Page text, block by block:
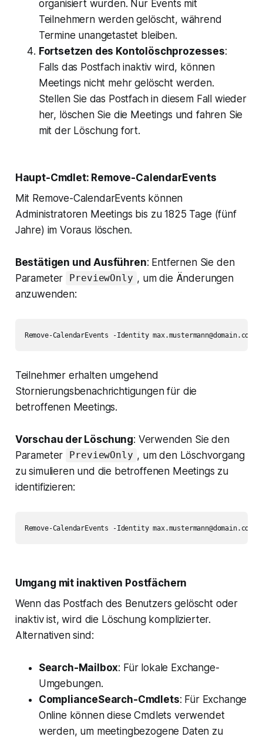
organisiert wurden. Nur Events mit
Teilnehmern werden gelöscht, während
Termine unangetastet bleiben.
Fortsetzen des Kontolöschprozesses:
Falls das Postfach inaktiv wird, können
Meetings nicht mehr gelöscht werden.
Stellen Sie das Postfach in diesem Fall wieder
her, löschen Sie die Meetings und fahren Sie
mit der Löschung fort.
Haupt-Cmdlet: Remove-CalendarEvents
Mit Remove-CalendarEvents können
Administratoren Meetings bis zu 1825 Tage (fünf
Jahre) im Voraus löschen.
Bestätigen und Ausführen: Entfernen Sie den
Parameter
PreviewOnly , um die Änderungen
anzuwenden:
Remove-CalendarEvents -Identity max.mustermann@domain.com
Teilnehmer erhalten umgehend
Stornierungsbenachrichtigungen für die
betroffenen Meetings.
Vorschau der Löschung: Verwenden Sie den
Parameter
PreviewOnly , um den Löschvorgang
zu simulieren und die betroffenen Meetings zu
identifizieren:
Remove-CalendarEvents -Identity max.mustermann@domain.com
Umgang mit inaktiven Postfächern
Wenn das Postfach des Benutzers gelöscht oder
inaktiv ist, wird die Löschung komplizierter.
Alternativen sind:
Search-Mailbox: Für lokale Exchange-
Umgebungen.
ComplianceSearch-Cmdlets: Für Exchange
Online können diese Cmdlets verwendet
werden, um meetingbezogene Daten zu